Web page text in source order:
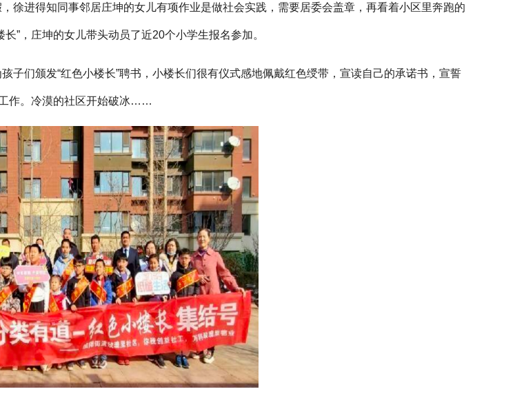
徐进得知同事邻居庄坤的女儿有项作业是做社会实践，需要居委会盖章，再看着小区里奔跑的
”，庄坤的女儿带头动员了近20个小学生报名参加。
子们颁发“红色小楼长”聘书，小楼长们很有仪式感地佩戴红色绶带，宣读自己的承诺书，宣誓
工作。冷漠的社区开始破冰……